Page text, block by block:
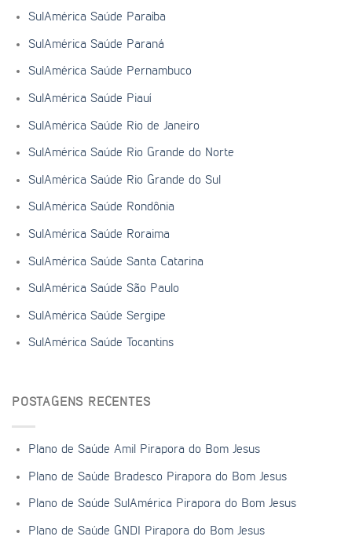
SulAmérica Saúde Paraíba
SulAmérica Saúde Paraná
SulAmérica Saúde Pernambuco
SulAmérica Saúde Piauí
SulAmérica Saúde Rio de Janeiro
SulAmérica Saúde Rio Grande do Norte
SulAmérica Saúde Rio Grande do Sul
SulAmérica Saúde Rondônia
SulAmérica Saúde Roraima
SulAmérica Saúde Santa Catarina
SulAmérica Saúde São Paulo
SulAmérica Saúde Sergipe
SulAmérica Saúde Tocantins
POSTAGENS RECENTES
Plano de Saúde Amil Pirapora do Bom Jesus
Plano de Saúde Bradesco Pirapora do Bom Jesus
Plano de Saúde SulAmérica Pirapora do Bom Jesus
Plano de Saúde GNDI Pirapora do Bom Jesus